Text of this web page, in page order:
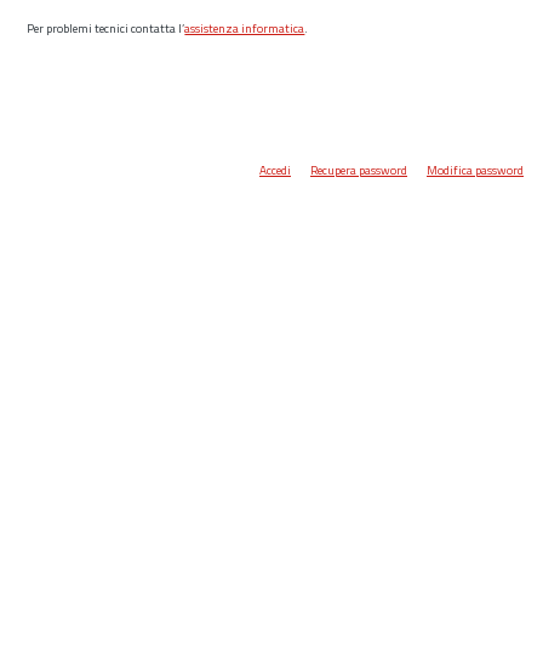
Per problemi tecnici contatta l’assistenza informatica.
Accedi Recupera password Modifica password